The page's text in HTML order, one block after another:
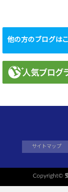
他の方のブログは
サイトマップ
Copyright©